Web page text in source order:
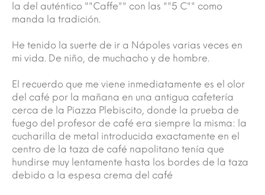
la del auténtico ""Caffe"" con las ""5 C"" como
manda la tradición.
He tenido la suerte de ir a Nápoles varias veces en
mi vida. De niño, de muchacho y de hombre.
El recuerdo que me viene inmediatamente es el olor
del café por la mañana en una antigua cafetería
cerca de la Piazza Plebiscito, donde la prueba de
fuego del profesor de café era siempre la misma: la
cucharilla de metal introducida exactamente en el
centro de la taza de café napolitano tenía que
hundirse muy lentamente hasta los bordes de la taza
debido a la espesa crema del café